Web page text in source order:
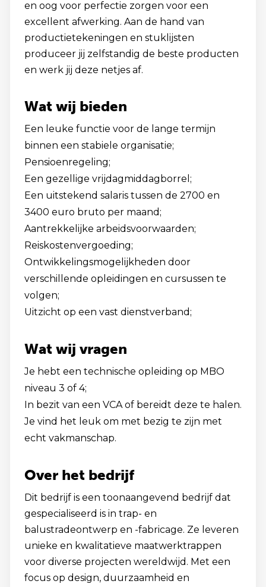
en oog voor perfectie zorgen voor een
excellent afwerking. Aan de hand van
productietekeningen en stuklijsten
produceer jij zelfstandig de beste producten
en werk jij deze netjes af.
Wat wij bieden
Een leuke functie voor de lange termijn
binnen een stabiele organisatie;
Pensioenregeling;
Een gezellige vrijdagmiddagborrel;
Een uitstekend salaris tussen de 2700 en
3400 euro bruto per maand;
Aantrekkelijke arbeidsvoorwaarden;
Reiskostenvergoeding;
Ontwikkelingsmogelijkheden door
verschillende opleidingen en cursussen te
volgen;
Uitzicht op een vast dienstverband;
Wat wij vragen
Je hebt een technische opleiding op MBO
niveau 3 of 4;
In bezit van een VCA of bereidt deze te halen.
Je vind het leuk om met bezig te zijn met
echt vakmanschap.
Over het bedrijf
Dit bedrijf is een toonaangevend bedrijf dat
gespecialiseerd is in trap- en
balustradeontwerp en -fabricage. Ze leveren
unieke en kwalitatieve maatwerktrappen
voor diverse projecten wereldwijd. Met een
focus op design, duurzaamheid en